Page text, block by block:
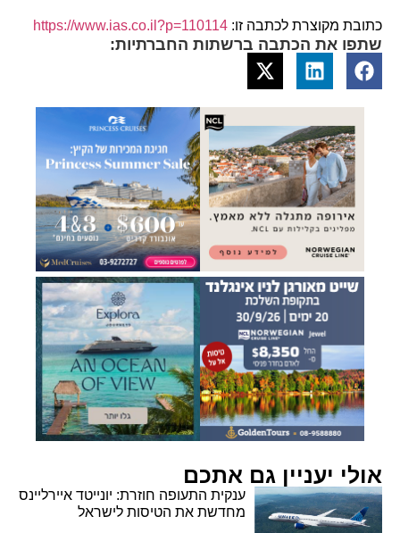
כתובת מקוצרת לכתבה זו: https://www.ias.co.il?p=110114
שתפו את הכתבה ברשתות החברתיות:
אולי יעניין גם אתכם
ענקית התעופה חוזרת: יונייטד איירליינס
מחדשת את הטיסות לישראל